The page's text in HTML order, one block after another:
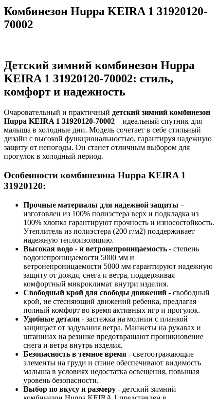
Комбинезон Huppa KEIRA 1 31920120-
70002
Детский зимний комбинезон Huppa
KEIRA 1 31920120-70002: стиль,
комфорт и надежность
Очаровательный и практичный детский зимний комбинезон
Huppa KEIRA 1 31920120-70002 – идеальный спутник для
малыша в холодные дни. Модель сочетает в себе стильный
дизайн с высокой функциональностью, гарантируя надежную
защиту от непогоды. Он станет отличным выбором для
прогулок в холодный период.
Особенности комбинезона Huppa KEIRA 1
31920120:
Прочные материалы для надежной защиты –
изготовлен из 100% полиэстера верх и подкладка из
100% хлопка гарантируют прочность и износостойкость.
Утеплитель из полиэстера (200 г/м2) поддерживает
надежную теплоизоляцию.
Высокая водо - и ветронепроницаемость - степень
водонепроницаемости 5000 мм и
ветронепроницаемости 5000 мм гарантируют надежную
защиту от дождя, снега и ветра, поддерживая
комфортный микроклимат внутри изделия.
Свободный крой для свободы движений - свободный
крой, не стесняющий движений ребенка, предлагая
полный комфорт во время активных игр и прогулок.
Удобные детали - застежка на молнии с планкой
защищает от задувания ветра. Манжеты на рукавах и
штанинах на резинке предотвращают проникновение
снега и ветра внутрь изделия.
Безопасность в темное время - светоотражающие
элементы на груди и спине обеспечивают видимость
малыша в условиях недостатка освещения, повышая
уровень безопасности.
Выбор по вкусу и размеру - детский зимний